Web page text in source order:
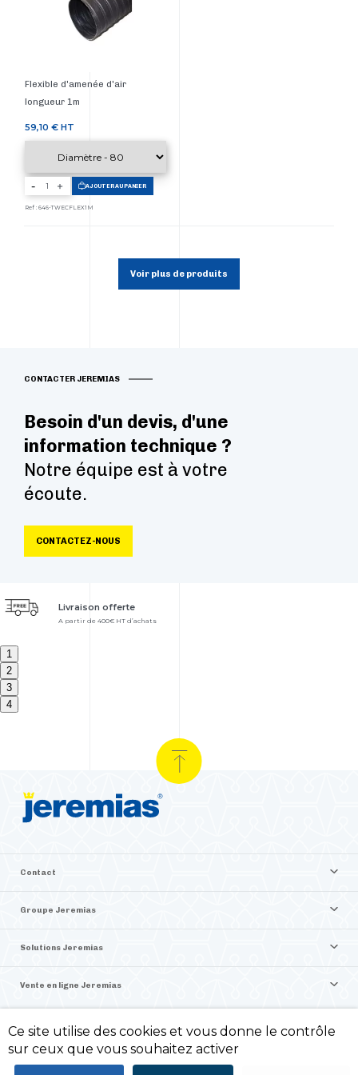
Flexible d'amenée d'air
longueur 1m
Prix
59,10 € HT
- AJOUTER AU PANIER
Ref : 646-TWECFLEX1M
Voir plus de produits
CONTACTER JEREMIAS
Besoin d'un devis, d'une
information technique ?
Notre équipe est à votre
écoute.
CONTACTEZ-NOUS
Livraison offerte
A partir de 400€ HT d’achats
1
2
3
4
Contact
Groupe Jeremias
Solutions Jeremias
Vente en ligne Jeremias
©2026 Jeremias France
Politique de confidentialité -
Ce site utilise des cookies et vous donne le contrôle
sur ceux que vous souhaitez activer